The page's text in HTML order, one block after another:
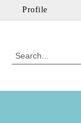
Profile